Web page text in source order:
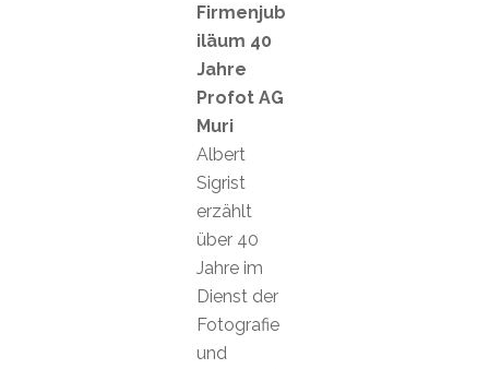
Firmenjub
iläum 40
Jahre
Profot AG
Muri
Albert
Sigrist
erzählt
über 40
Jahre im
Dienst der
Fotografie
und